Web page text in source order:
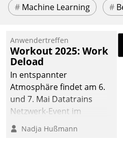
# Machine Learning #
Anwendertreffen
Workout 2025: Work
Deload
In entspannter
Atmosphäre findet am 6.
und 7. Mai Datatrains
Netzwerk-Event im
Kunden- und Partnerkreis
statt. Zentrale Frage: Wie
Nadja Hußmann